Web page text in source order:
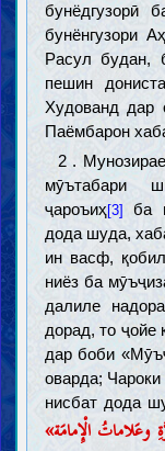
бунёдгузорӣ
бунёнгузори
Расул будан,
пешин
Худованд дар
Паёмбарон
2 .
мӯътабари
ҷароъиҳ[3]
ба
дода шуда,
ин васф,
ниёз ба
далиле
дорад, то ҷойе
дар боби
оварда;
нисбат дода
وعَلاماتُ الْإِمامَة»